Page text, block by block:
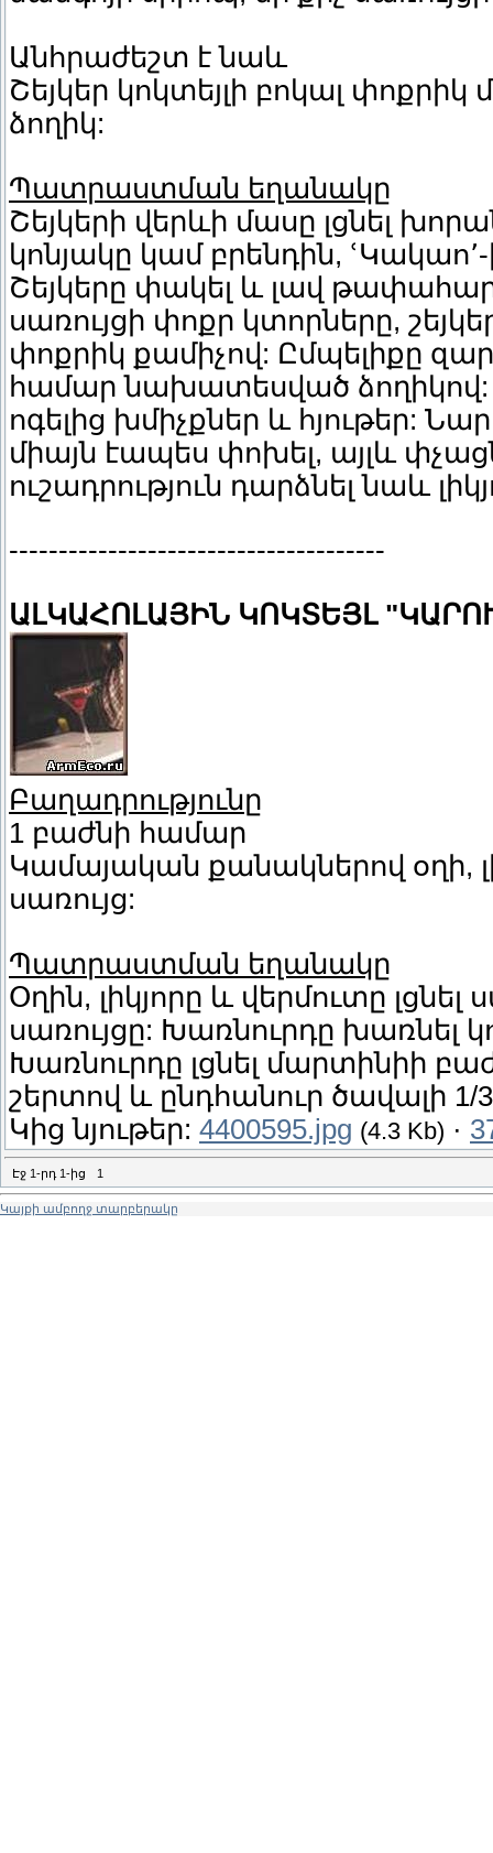
Անհրաժեշտ է նաև
Շեյկեր կոկտեյլի բոկալ
ձողիկ:
Պատրաստման եղանակը
Շեյկերի վերևի մասը լցնել
կոնյակը կամ բրենդին, ՙԿակաո՚-
Շեյկերը փակել և լավ
սառույցի փոքր կտորները,
փոքրիկ քամիչով: Ըմպելիքը
համար նախատեսված
ոգելից խմիչքներ և հյութեր:
միայն էապես փոխել, այլև
ուշադրություն դարձնել նաև
--------------------------------------
ԱԼԿԱՀՈԼԱՅԻՆ ԿՈԿՏԵՅԼ
Բաղադրությունը
1 բաժնի համար
Կամայական քանակներով օղի,
սառույց:
Պատրաստման եղանակը
Օղին, լիկյորը և վերմուտը
սառույցը: Խառնուրդը խառնել
Խառնուրդը լցնել մարտինիի
շերտով և ընդհանուր ծավալի 1/
Կից նյութեր: 4400595.jpg (4.3 Kb) ·
Էջ 1-րդ 1-ից 1
Կայքի ամբողջ տարբերակը